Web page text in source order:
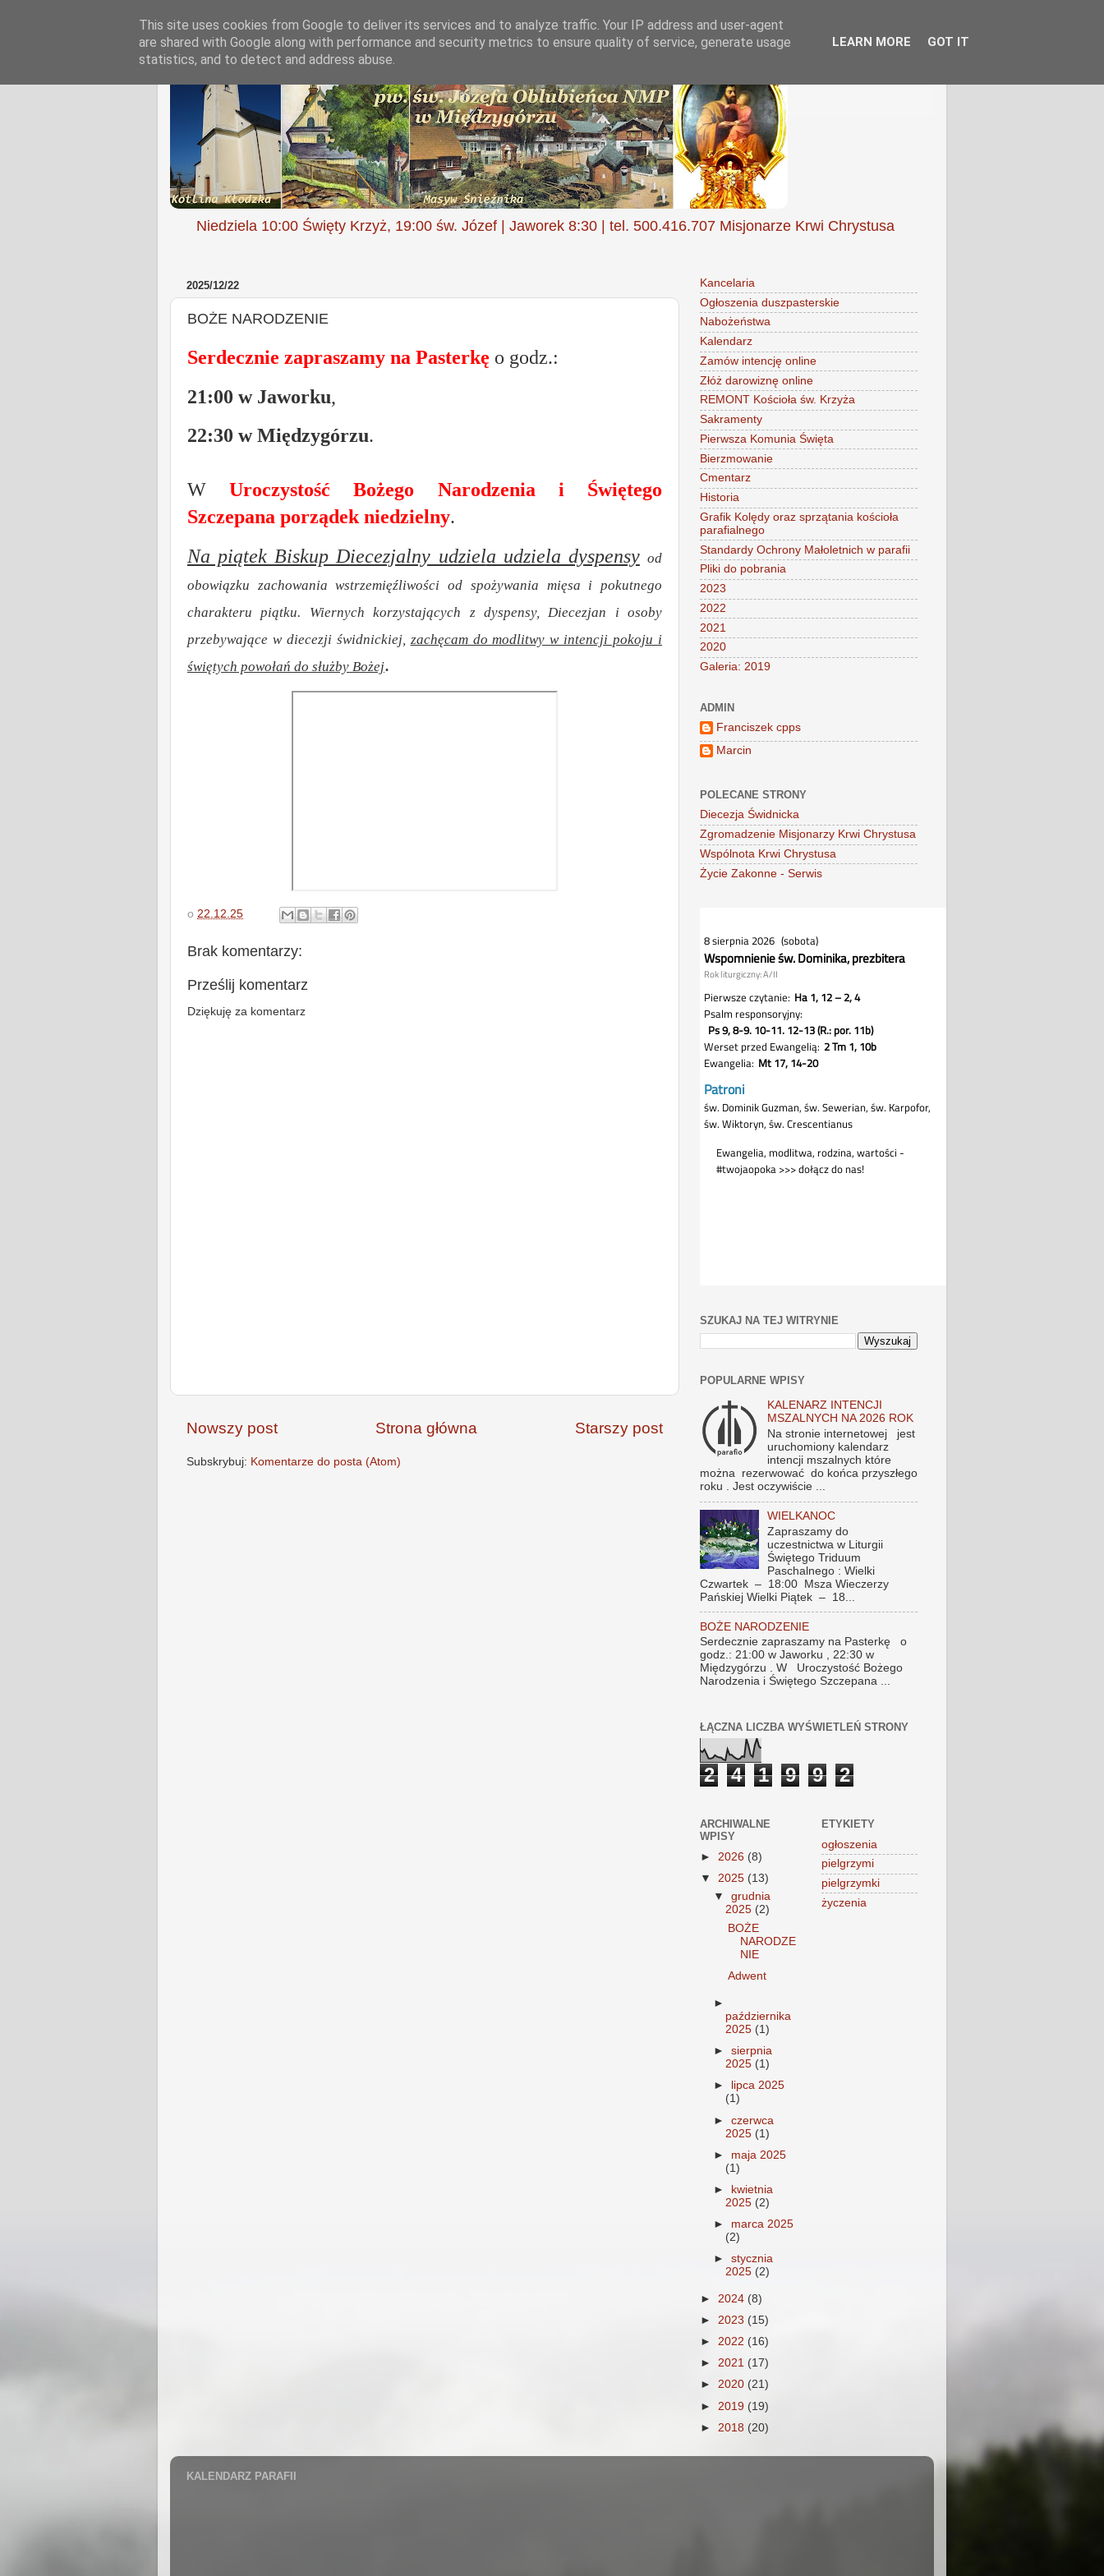
Niedziela 10:00 Święty Krzyż, 19:00 św. Józef | Jaworek 8:30 | tel. 500.416.707 Misjonarze Krwi Chrystusa
2025/12/22
BOŻE NARODZENIE
Serdecznie zapraszamy na Pasterkę o godz.:
21:00 w Jaworku,
22:30 w Międzygórzu.
W
Uroczystość Bożego Narodzenia i Świętego
Szczepana porządek niedzielny.
Na piątek Biskup Diecezjalny udziela udziela dyspensy od
obowiązku zachowania wstrzemięźliwości od spożywania mięsa i pokutnego
charakteru piątku. Wiernych korzystających z dyspensy, Diecezjan i osoby
przebywające w diecezji świdnickiej, zachęcam do modlitwy w intencji pokoju i
świętych powołań do służby Bożej.
o 22.12.25
Brak komentarzy:
Prześlij komentarz
Dziękuję za komentarz
Nowszy post Starszy post
Strona główna
Subskrybuj: Komentarze do posta (Atom)
Kancelaria
Ogłoszenia duszpasterskie
Nabożeństwa
Kalendarz
Zamów intencję online
Złóż darowiznę online
REMONT Kościoła św. Krzyża
Sakramenty
Pierwsza Komunia Święta
Bierzmowanie
Cmentarz
Historia
Grafik Kolędy oraz sprzątania kościoła
parafialnego
Standardy Ochrony Małoletnich w parafii
Pliki do pobrania
2023
2022
2021
2020
Galeria: 2019
ADMIN
Franciszek cpps
Marcin
POLECANE STRONY
Diecezja Świdnicka
Zgromadzenie Misjonarzy Krwi Chrystusa
Wspólnota Krwi Chrystusa
Życie Zakonne - Serwis
SZUKAJ NA TEJ WITRYNIE
POPULARNE WPISY
KALENARZ INTENCJI
MSZALNYCH NA 2026 ROK
Na stronie internetowej jest
uruchomiony kalendarz
intencji mszalnych które
można rezerwować do końca przyszłego
roku . Jest oczywiście ...
WIELKANOC
Zapraszamy do
uczestnictwa w Liturgii
Świętego Triduum
Paschalnego : Wielki
Czwartek – 18:00 Msza Wieczerzy
Pańskiej Wielki Piątek – 18...
BOŻE NARODZENIE
Serdecznie zapraszamy na Pasterkę o
godz.: 21:00 w Jaworku , 22:30 w
Międzygórzu . W Uroczystość Bożego
Narodzenia i Świętego Szczepana ...
ŁĄCZNA LICZBA WYŚWIETLEŃ STRONY
2 4 1 9 9 2
ARCHIWALNE
WPISY
► 2026 (8)
▼ 2025 (13)
▼grudnia
2025 (2)
BOŻE
NARODZE
NIE
Adwent
►
października
2025 (1)
►sierpnia
2025 (1)
►
lipca 2025
(1)
►czerwca
2025 (1)
► maja 2025
(1)
►
kwietnia
2025 (2)
► marca 2025
(2)
►stycznia
2025 (2)
► 2024 (8)
► 2023 (15)
► 2022 (16)
► 2021 (17)
► 2020 (21)
► 2019 (19)
► 2018 (20)
ETYKIETY
ogłoszenia
pielgrzymi
pielgrzymki
życzenia
KALENDARZ PARAFII
This site uses cookies from Google to deliver its services and to analyze traffic. Your IP address and user-agent
are shared with Google along with performance and security metrics to ensure quality of service, generate usage
statistics, and to detect and address abuse.
LEARN MORE GOT IT